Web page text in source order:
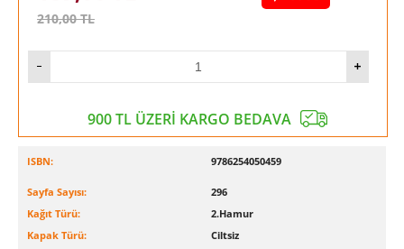
210,00TL
900 TL ÜZERİ KARGO BEDAVA
ISBN: 9786254050459
Sayfa Sayısı:
296
Kağıt Türü:
2.Hamur
Kapak Türü:
Ciltsiz